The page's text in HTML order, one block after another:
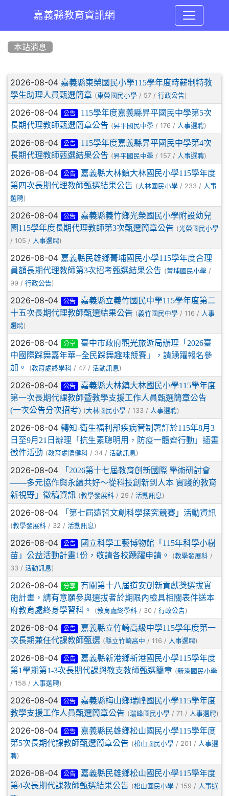
嘉義縣教育資訊網
本站消息
文章列表
2026-08-04 嘉義縣東榮國民小學115學年度時薪制特教
學生助理人員甄選簡章 (東榮國民小學 / 57 / 行政公告)
2026-08-04 公告
115學年度嘉義縣昇平國民中學第5次
長期代理教師甄選簡章公告 (昇平國民中學 / 176 / 人事選聘)
2026-08-04 公告
115學年度嘉義縣昇平國民中學第4次
長期代理教師甄選結果公告 (昇平國民中學 / 157 / 人事選聘)
2026-08-04 公告
嘉義縣大林鎮大林國民小學115學年度
第四次長期代理教師甄選結果公告 (大林國民小學 / 233 / 人事
選聘)
2026-08-04 公告
嘉義縣義竹鄉光榮國民小學附設幼兒
園115學年度長期代理教師第3次甄選簡章公告 (光榮國民小學
/ 105 / 人事選聘)
2026-08-04 嘉義縣民雄鄉菁埔國民小學115學年度合理
員額長期代理教師第3次招考甄選結果公告 (菁埔國民小學 /
99 / 行政公告)
2026-08-04 公告
嘉義縣立義竹國民中學115學年度第二
十五次長期代理教師甄選結果公告 (義竹國民中學 / 116 / 人事
選聘)
2026-08-04 分享
臺中市政府觀光旅遊局辦理「2026臺
中國際踩舞嘉年華─全民踩舞趣味競賽」，請踴躍報名參
加。
(教育處終學科 / 47 / 活動訊息 )
2026-08-04 公告
嘉義縣大林鎮大林國民小學115學年度
第一次長期代課教師暨教學支援工作人員甄選簡章公告
(一次公告分次招考) (大林國民小學 / 133 / 人事選聘)
2026-08-04 轉知-衛生福利部疾病管制署訂於115年8月3
日至9月21日辦理「抗生素聰明用，防疫一體齊行動」插畫
徵件活動 (教育處體健科 / 34 / 活動訊息 )
2026-08-04
「2026第十七屆教育創新國際 學術研討會
——多元協作與永續共好～從科技創新到人本 實踐的教育
新視野」徵稿資訊 (教學發展科 / 29 / 活動訊息 )
2026-08-04 「第七屆遠哲文創科學探究競賽」活動資訊
(教學發展科 / 32 / 活動訊息 )
2026-08-04 公告
國立科學工藝博物館「115年科學小樹
苗」公益活動計畫1份，敬請各校踴躍申請。
(教學發展科 /
33 / 活動訊息 )
2026-08-04 分享
有關第十八屆道安創新貢獻獎選拔實
施計畫，請有意願參與選拔者於期限內檢具相關表件送本
府教育處終身學習科。
(教育處終學科 / 30 / 行政公告)
2026-08-04 公告
嘉義縣立竹崎高級中學115學年度第一
次長期兼任代課教師甄選 (縣立竹崎高中 / 116 / 人事選聘)
2026-08-04 公告
嘉義縣新港鄉新港國民小學115學年度
第1學期第1-3次長期代課與教支教師甄選簡章 (新港國民小學
/ 158 / 人事選聘)
2026-08-04 公告
嘉義縣梅山鄉瑞峰國民小學115學年度
教學支援工作人員甄選簡章公告 (瑞峰國民小學 / 71 / 人事選聘)
2026-08-04 公告
嘉義縣民雄鄉松山國民小學115學年度
第5次長期代課教師甄選簡章公告 (松山國民小學 / 201 / 人事選
聘)
2026-08-04 公告
嘉義縣民雄鄉松山國民小學115學年度
第4次長期代課教師甄選結果公告 (松山國民小學 / 159 / 人事選